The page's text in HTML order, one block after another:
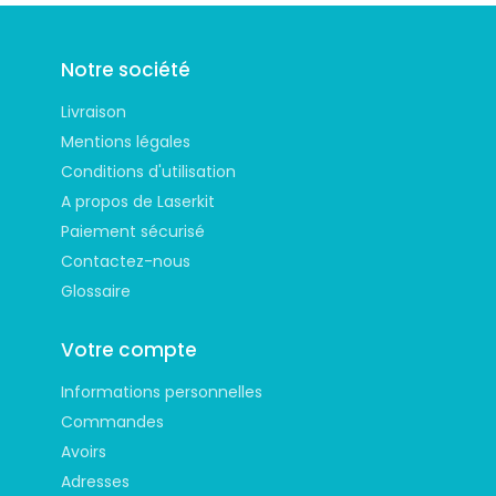
protection.
Notre société
Livraison
Mentions légales
Conditions d'utilisation
A propos de Laserkit
Paiement sécurisé
Contactez-nous
Glossaire
Votre compte
Informations personnelles
Commandes
Avoirs
Adresses